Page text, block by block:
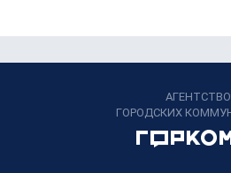
АГЕНТСТВО
ГОРОДСКИХ